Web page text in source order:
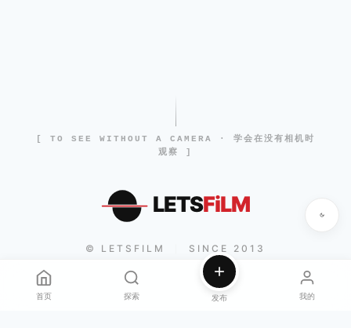
[ TO SEE WITHOUT A CAMERA · 学会在没有相机时
观察 ]
LETSFiLM
© LETSFILM SINCE 2013
首页 探索 发布 我的